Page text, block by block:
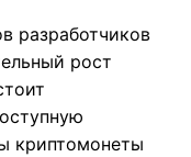
разработчиков
рост
криптомонеты